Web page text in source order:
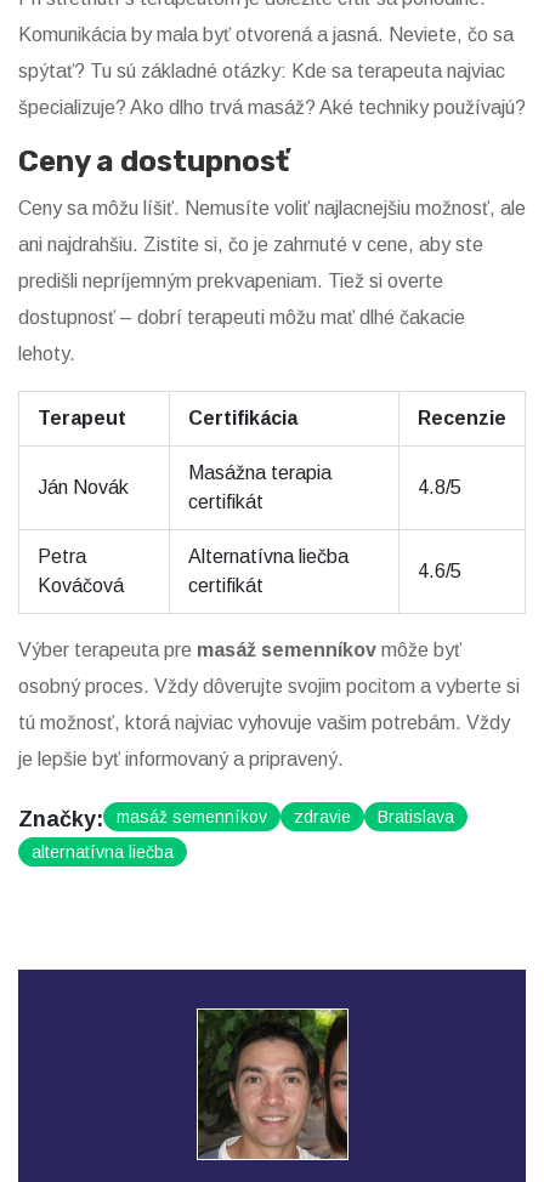
Komunikácia by mala byť otvorená a jasná. Neviete, čo sa
spýtať? Tu sú základné otázky: Kde sa terapeuta najviac
špecializuje? Ako dlho trvá masáž? Aké techniky používajú?
Ceny a dostupnosť
Ceny sa môžu líšiť. Nemusíte voliť najlacnejšiu možnosť, ale
ani najdrahšiu. Zistite si, čo je zahrnuté v cene, aby ste
predišli nepríjemným prekvapeniam. Tiež si overte
dostupnosť – dobrí terapeuti môžu mať dlhé čakacie
lehoty.
Terapeut Certifikácia Recenzie
Ján Novák
Masážna terapia
certifikát
4.8/5
Petra
Kováčová
Alternatívna liečba
certifikát
4.6/5
Výber terapeuta pre masáž semenníkov môže byť
osobný proces. Vždy dôverujte svojim pocitom a vyberte si
tú možnosť, ktorá najviac vyhovuje vašim potrebám. Vždy
je lepšie byť informovaný a pripravený.
Značky: masáž semenníkov zdravie
Bratislava
alternatívna liečba